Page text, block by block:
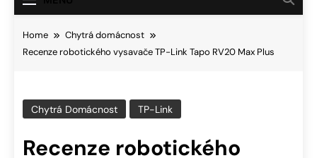
Home
Chytrá domácnost
Recenze robotického vysavače TP-Link Tapo RV20 Max Plus
Chytrá Domácnost TP-Link
Recenze robotického